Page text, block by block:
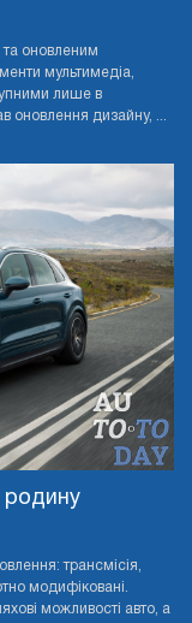
та оновленим
мультимедіа,
лише в
оновлення дизайну, ...
родину
трансмісія,
модифіковані.
можливості авто, а